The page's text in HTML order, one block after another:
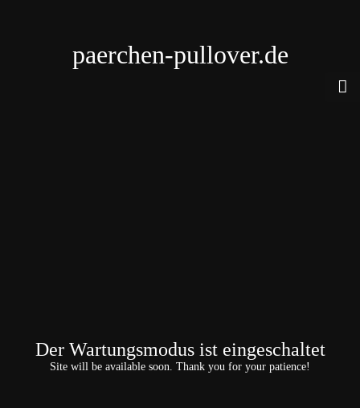
paerchen-pullover.de
Der Wartungsmodus ist eingeschaltet
Site will be available soon. Thank you for your patience!